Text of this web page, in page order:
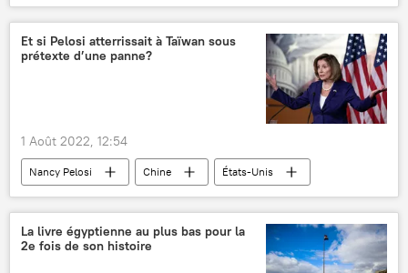
International
Nancy Pelosi
Mer de Chine méridionale
États-Unis
Et si Pelosi atterrissait à Taïwan sous
prétexte d’une panne?
1 Août 2022, 12:54
Nancy Pelosi Chine
États-Unis
Taïwan
La livre égyptienne au plus bas pour la
2e fois de son histoire